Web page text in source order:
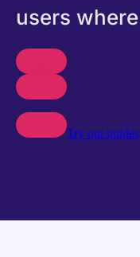
users
Try out guides